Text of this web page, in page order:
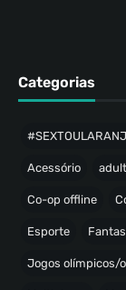
Categorias
Acessório
Co-op offline
Esporte
Jogos olímpicos/